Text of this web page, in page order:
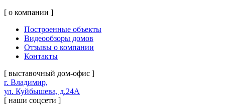
[ о компании ]
Построенные объекты
Видеообзоры домов
Отзывы о компании
Контакты
[ выставочный дом-офис ]
г. Владимир,
ул. Куйбышева, д.24А
[ наши соцсети ]